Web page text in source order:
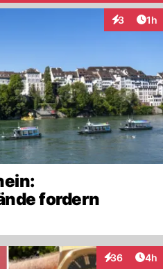
3 1h
fordern
36
Interaktionen
4h